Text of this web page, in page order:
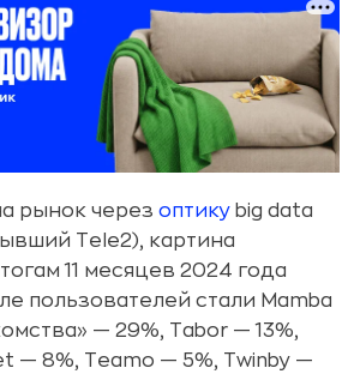
рынок через оптику big data
Tele2), картина
11 месяцев 2024 года
пользователей стали Mamba
— 29%, Tabor — 13%,
— 8%, Teamo — 5%, Twinby —